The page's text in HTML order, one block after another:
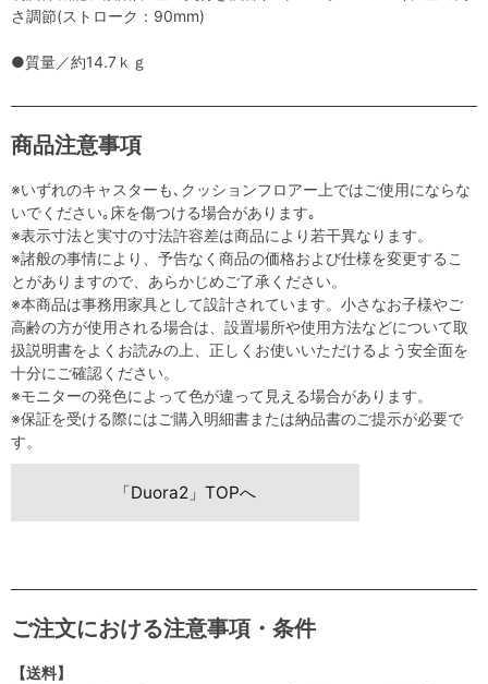
さ調節(ストローク：90mm)
●質量／約14.7ｋｇ
商品注意事項
※いずれのキャスターも､クッションフロアー上ではご使用にならな
いでください｡床を傷つける場合があります｡
※表示寸法と実寸の寸法許容差は商品により若干異なります。
※諸般の事情により、予告なく商品の価格および仕様を変更するこ
とがありますので、あらかじめご了承ください。
※本商品は事務用家具として設計されています。小さなお子様やご
高齢の方が使用される場合は、設置場所や使用方法などについて取
扱説明書をよくお読みの上、正しくお使いいただけるよう安全面を
十分にご確認ください。
※モニターの発色によって色が違って見える場合があります。
※保証を受ける際にはご購入明細書または納品書のご提示が必要で
す。
「Duora2」TOPへ
ご注文における注意事項・条件
【送料】